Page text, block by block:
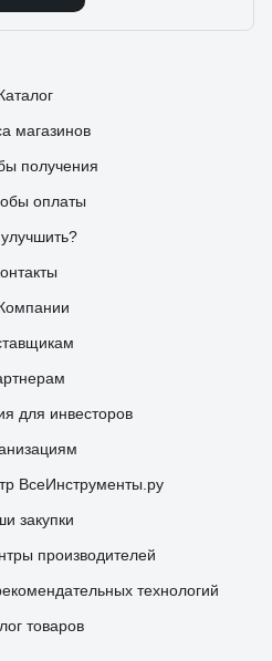
магазинов
получения
оплаты
для инвесторов
ВсеИнструменты.ру
закупки
производителей
технологий
товаров